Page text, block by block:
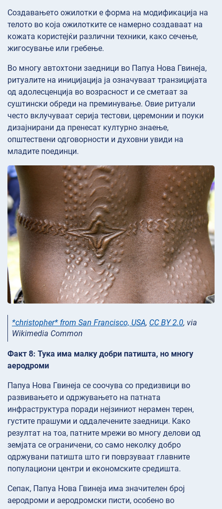
Создавањето ожилотки е форма на модификација на
телото во која ожилотките се намерно создаваат на
кожата користејќи различни техники, како сечење,
жигосување или гребење.
Во многу автохтони заедници во Папуа Нова Гвинеја,
ритуалите на иницијација ја означуваат транзицијата
од адолесценција во возрасност и се сметаат за
суштински обреди на преминување. Овие ритуали
често вклучуваат серија тестови, церемонии и поуки
дизајнирани да пренесат културно знаење,
општествени одговорности и духовни увиди на
младите поединци.
*christopher* from San Francisco, USA, CC BY 2.0, via
Wikimedia Common
Факт 8: Тука има малку добри патишта, но многу
аеродроми
Папуа Нова Гвинеја се соочува со предизвици во
развивањето и одржувањето на патната
инфраструктура поради нејзиниот нерамен терен,
густите прашуми и оддалечените заедници. Како
резултат на тоа, патните мрежи во многу делови од
земјата се ограничени, со само неколку добро
одржувани патишта што ги поврзуваат главните
популациони центри и економските средишта.
Сепак, Папуа Нова Гвинеја има значителен број
аеродроми и аеродромски писти, особено во